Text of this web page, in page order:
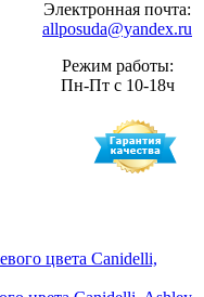
Электронная почта:
allposuda@yandex.ru
Режим работы:
Пн-Пт с 10-18ч